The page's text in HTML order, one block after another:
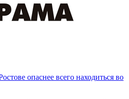
опаснее всего находиться во